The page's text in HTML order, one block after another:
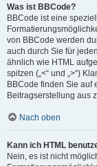
Was ist BBCode?
BBCode ist eine
von BBCode werden
auch durch Sie für
ähnlich wie HTML
spitzen („<“ und „>“)
BBCode finden Sie auf
Beitragserstellung aus
Nach oben
Kann ich HTML
Nein, es ist nicht